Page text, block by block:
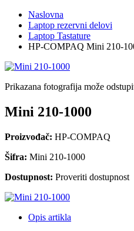
Naslovna
Laptop rezervni delovi
Laptop Tastature
HP-COMPAQ Mini 210-
Prikazana fotografija može
Mini 210-1000
Proizvođač: HP-COMPAQ
Šifra: Mini 210-1000
Dostupnost: Proveriti dostupnost
Opis artikla